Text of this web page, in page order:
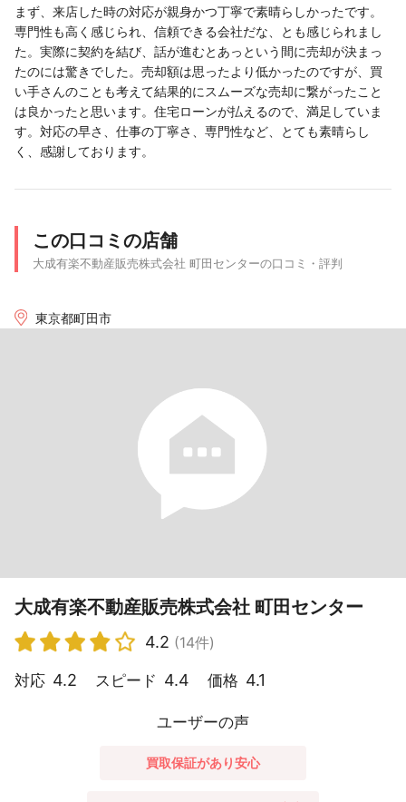
まず、来店した時の対応が親身かつ丁寧で素晴らしかったです。
専門性も高く感じられ、信頼できる会社だな、とも感じられまし
た。実際に契約を結び、話が進むとあっという間に売却が決まっ
たのには驚きでした。売却額は思ったより低かったのですが、買
い手さんのことも考えて結果的にスムーズな売却に繋がったこと
は良かったと思います。住宅ローンが払えるので、満足していま
す。対応の早さ、仕事の丁寧さ、専門性など、とても素晴らし
く、感謝しております。
この口コミの店舗
大成有楽不動産販売株式会社 町田センターの口コミ・評判
東京都町田市
大成有楽不動産販売株式会社 町田センター
4.2 (14件)
対応 4.2 スピード 4.4 価格 4.1
ユーザーの声
買取保証があり安心